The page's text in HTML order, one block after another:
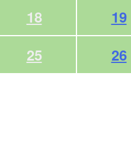
18 19
25 26